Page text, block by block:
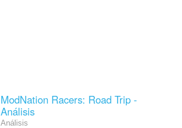
ModNation Racers: Road Trip -
Análisis
Análisis